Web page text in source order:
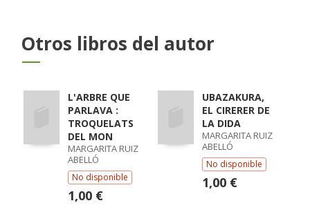
Otros libros del autor
L'ARBRE QUE
PARLAVA :
TROQUELATS
DEL MON
MARGARITA RUIZ
ABELLÓ
No disponible
1,00 €
UBAZAKURA,
EL CIRERER DE
LA DIDA
MARGARITA RUIZ
ABELLÓ
No disponible
1,00 €